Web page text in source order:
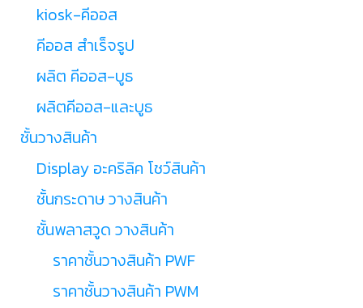
kiosk-คีออส
คีออส สำเร็จรูป
ผลิต คีออส-บูธ
ผลิตคีออส-และบูธ
ชั้นวางสินค้า
Display อะคริลิค โชว์สินค้า
ชั้นกระดาษ วางสินค้า
ชั้นพลาสวูด วางสินค้า
ราคาชั้นวางสินค้า PWF
ราคาชั้นวางสินค้า PWM